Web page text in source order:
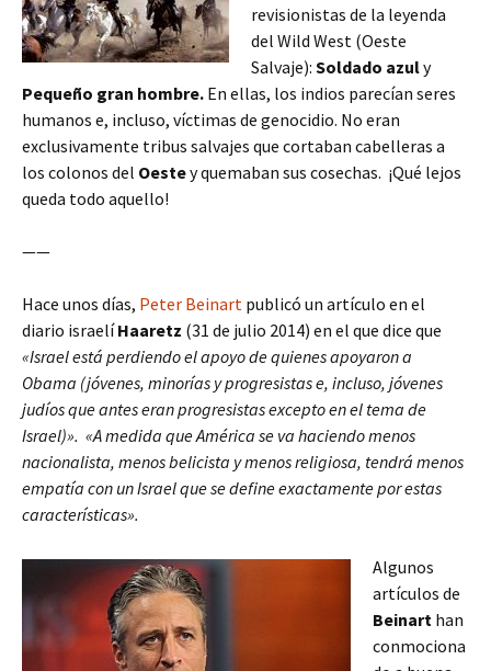
revisionistas de la leyenda
del Wild West (Oeste
Salvaje): Soldado azuly
Pequeño gran hombre. En ellas, los indios parecían seres
humanos e, incluso, víctimas de genocidio. No eran
exclusivamente tribus salvajes que cortaban cabelleras a
los colonos del Oestey quemaban sus cosechas. ¡Qué lejos
queda todo aquello!
——
Hace unos días, Peter Beinart publicó un artículo en el
diario israelíHaaretz (31 de julio 2014) en el que dice que
«Israel está perdiendo el apoyo de quienes apoyaron a
Obama (jóvenes, minorías y progresistas e, incluso, jóvenes
judíos que antes eran progresistas excepto en el tema de
Israel)». «A medida que América se va haciendo menos
nacionalista, menos belicista y menos religiosa, tendrá menos
empatía con un Israel que se define exactamente por estas
características».
Algunos
artículos de
Beinart han
conmociona